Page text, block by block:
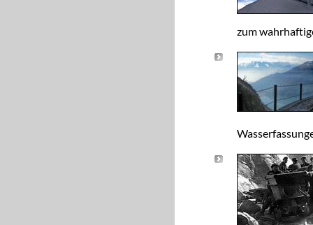
zum